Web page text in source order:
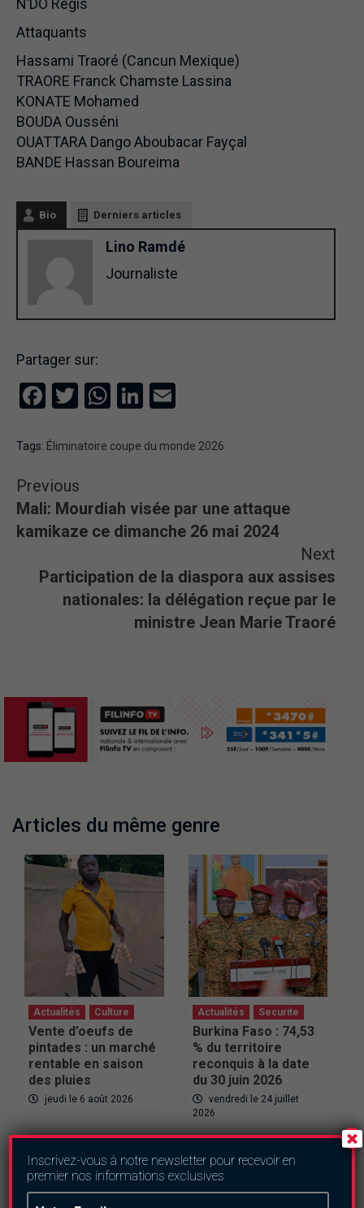
N’DO Regis
Attaquants
Hassami Traoré (Cancun Mexique)
TRAORE Franck Chamste Lassina
KONATE Mohamed
BOUDA Ousséni
OUATTARA Dango Aboubacar Fayçal
BANDE Hassan Boureima
Bio Derniers articles
Lino Ramdé
Journaliste
Partager sur:
Facebook
Twitter
WhatsApp
LinkedIn
Tags: Éliminatoire coupe du monde 2026
Previous
Mali: Mourdiah visée par une attaque
kamikaze ce dimanche 26 mai 2024
Next
Participation de la diaspora aux assises
nationales: la délégation reçue par le
ministre Jean Marie Traoré
Articles du même genre
Actualités Culture
Vente d’oeufs de
pintades : un marché
rentable en saison
des pluies
jeudi le 6 août 2026
Actualités Securite
Burkina Faso : 74,53
% du territoire
reconquis à la date
du 30 juin 2026
vendredi le 24 juillet
2026
Inscrivez-vous à notre newsletter pour recevoir en
premier nos informations exclusives